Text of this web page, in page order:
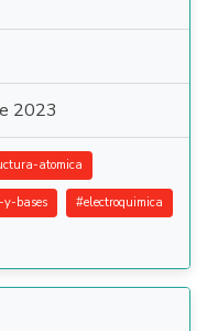
2023
atomica
y-bases #electroquimica